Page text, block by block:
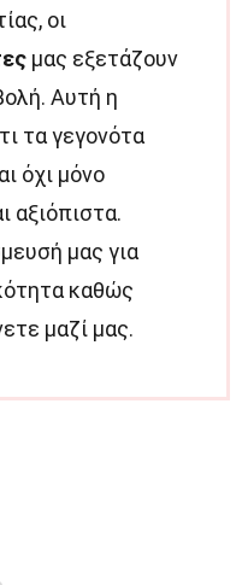
οι
μας εξετάζουν
Αυτή η
τα γεγονότα
όχι μόνο
αξιόπιστα.
μας για
καθώς
μαζί μας.